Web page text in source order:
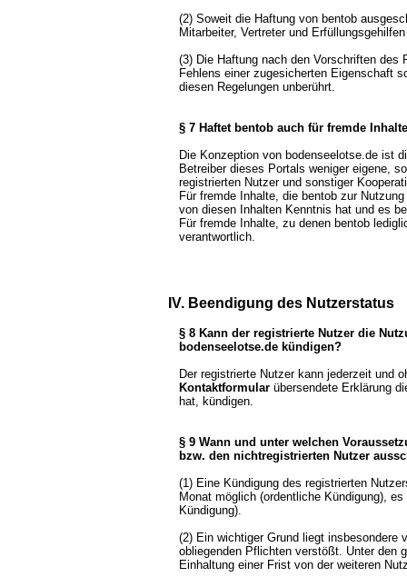
(2) Soweit die Haftung von bentob
Mitarbeiter, Vertreter und
(3) Die Haftung nach den Vorschriften des
Fehlens einer zugesicherten Eigenschaft
diesen Regelungen unberührt.
§ 7 Haftet bentob auch für fremde
Die Konzeption von bodenseelotse.de ist
Betreiber dieses Portals weniger eigene,
registrierten Nutzer und sonstiger
Für fremde Inhalte, die bentob zur
von diesen Inhalten Kenntnis hat und es
Für fremde Inhalte, zu denen bentob
verantwortlich.
IV. Beendigung des Nutzerstatus
§ 8 Kann der registrierte Nutzer die
bodenseelotse.de kündigen?
Der registrierte Nutzer kann jederzeit und
Kontaktformular übersendete Erklärung
hat, kündigen.
§ 9 Wann und unter welchen
bzw. den nichtregistrierten Nutzer
(1) Eine Kündigung des registrierten
Monat möglich (ordentliche Kündigung),
Kündigung).
(2) Ein wichtiger Grund liegt insbesondere
obliegenden Pflichten verstößt. Unter den
Einhaltung einer Frist von der weiteren